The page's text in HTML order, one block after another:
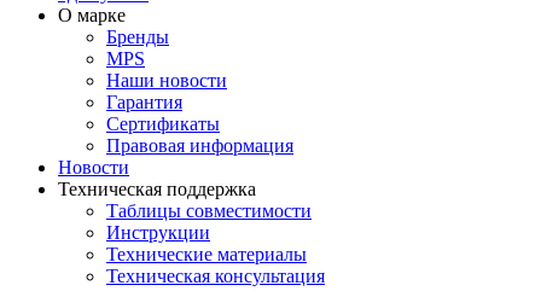
О марке
Бренды
MPS
Наши новости
Гарантия
Сертификаты
Правовая информация
Новости
Техническая поддержка
Таблицы совместимости
Инструкции
Технические материалы
Техническая консультация